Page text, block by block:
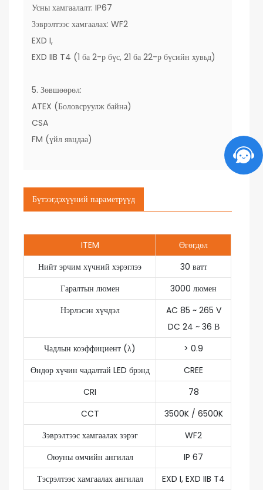
Усны хамгаалалт: IP67
Зэврэлтээс хамгаалах: WF2
EXD I,
EXD IIB T4 (1 ба 2-р бүс, 21 ба 22-р бүсийн хувьд)
5. Зөвшөөрөл:
ATEX (Боловсруулж байна)
CSA
FM (үйл явцдаа)
Бүтээгдэхүүний параметрүүд
ITEM
Өгөгдөл
Нийт эрчим хүчний хэрэглээ
30 ватт
Гаралтын люмен
3000 люмен
Нэрлэсэн хүчдэл
AC 85 ~ 265 V
DC 24 ~ 36 В
Чадлын коэффициент (λ)
> 0.9
Өндөр хүчин чадалтай LED брэнд
CREE
CRI
78
CCT
3500K / 6500K
Зэврэлтээс хамгаалах зэрэг
WF2
Оюуны өмчийн ангилал
IP 67
Тэсрэлтээс хамгаалах ангилал
EXD I, EXD IIB T4